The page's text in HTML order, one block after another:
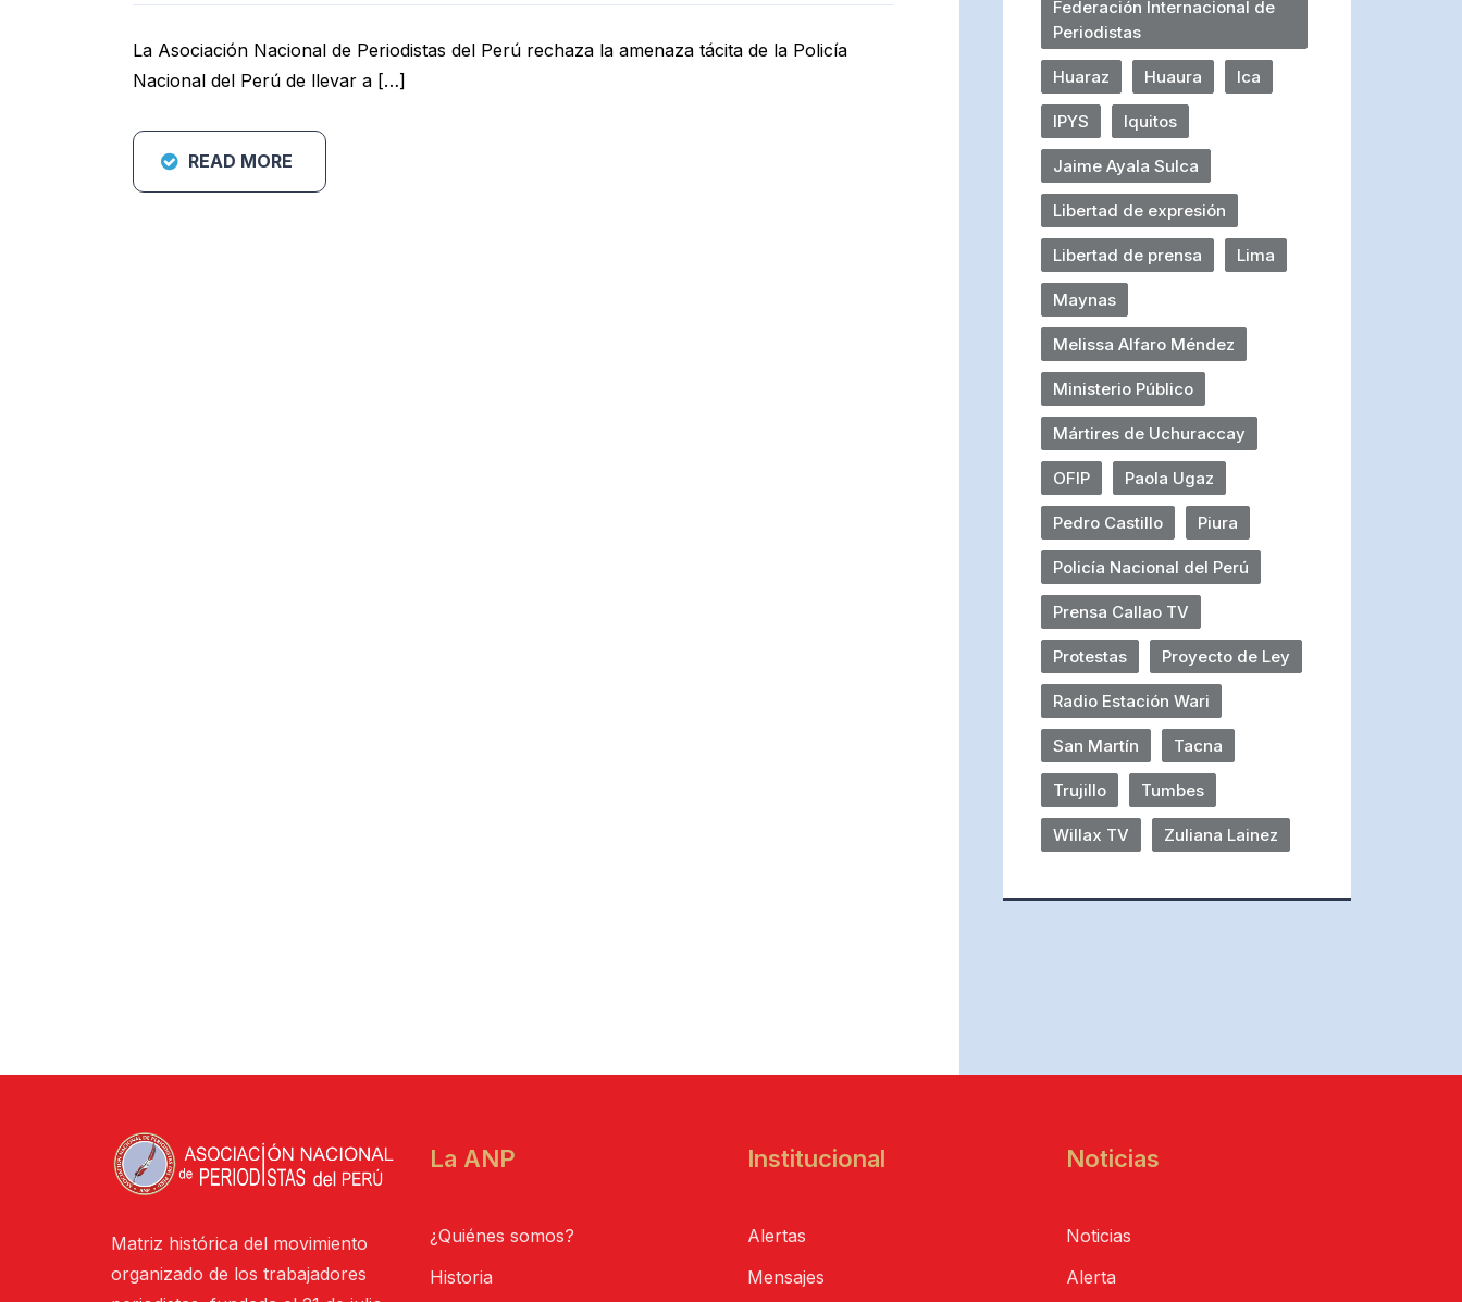
La Asociación Nacional de Periodistas del Perú rechaza la amenaza tácita de la Policía
Nacional del Perú de llevar a […]
READ MORE
Federación Internacional de
Periodistas
Huaraz Huaura Ica
IPYS Iquitos
Jaime Ayala Sulca
Libertad de expresión
Libertad de prensa Lima
Maynas
Melissa Alfaro Méndez
Ministerio Público
Mártires de Uchuraccay
OFIP Paola Ugaz
Pedro Castillo Piura
Policía Nacional del Perú
Prensa Callao TV
Protestas Proyecto de Ley
Radio Estación Wari
San Martín Tacna
Trujillo Tumbes
Willax TV Zuliana Lainez
Matriz histórica del movimiento
organizado de los trabajadores
La ANP
¿Quiénes somos?
Historia
Institucional
Alertas
Mensajes
Noticias
Noticias
Alerta